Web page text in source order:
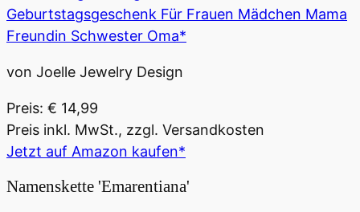
Geburtstagsgeschenk Für Frauen Mädchen Mama
Freundin Schwester Oma*
von Joelle Jewelry Design
Preis: € 14,99
Preis inkl. MwSt., zzgl. Versandkosten
Jetzt auf Amazon kaufen*
Namenskette 'Emarentiana'